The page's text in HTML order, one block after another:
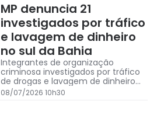
MP denuncia 21
investigados por tráfico
e lavagem de dinheiro
no sul da Bahia
Integrantes de organização
criminosa investigados por tráfico
de drogas e lavagem de dinheiro
na Bahia teriam atuado em quatro
municípios baianos entre 2023 e
08/07/2026 10h30